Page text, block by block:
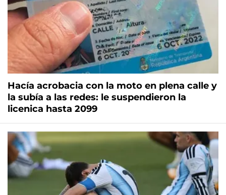
Hacía acrobacia con la moto en plena calle y
la subía a las redes: le suspendieron la
licenica hasta 2099